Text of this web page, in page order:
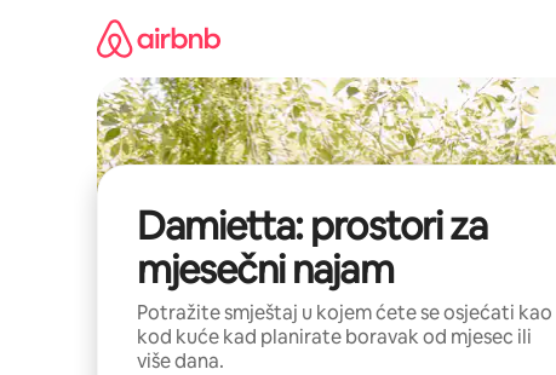
Damietta: prostori za
mjesečni najam
Potražite smještaj u kojem ćete se osjećati kao
kod kuće kad planirate boravak od mjesec ili
više dana.